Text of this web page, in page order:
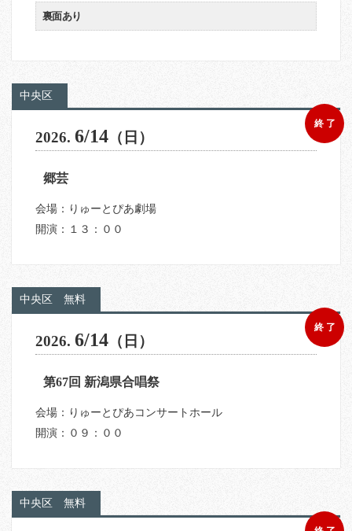
裏面あり
中央区
終 了
2026. 6/14 （日）
郷芸
会場：りゅーとぴあ劇場
開演：１３：００
中央区 無料
終 了
2026. 6/14 （日）
第67回 新潟県合唱祭
会場：りゅーとぴあコンサートホール
開演：０９：００
中央区 無料